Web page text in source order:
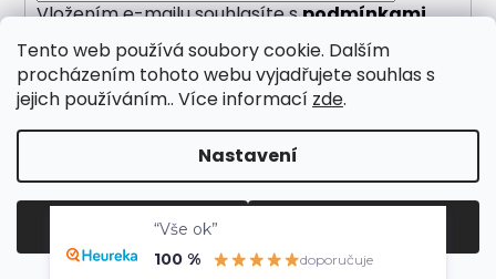
Tento web používá soubory cookie. Dalším
procházením tohoto webu vyjadřujete souhlas s
jejich používáním.. Více informací zde.
Nastavení
Odmítnout
Vložením e-mailu souhlasíte spodmínkami
ochrany osobních údajů
PŘIHLÁSIT SE
Vytvořil Shoptet
Copyright 2026Eleny
Upravit nastavení cookies